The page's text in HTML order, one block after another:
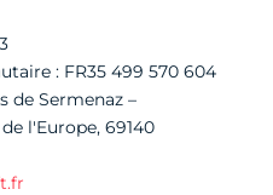
: FR35 499 570 604
de Sermenaz –
l'Europe, 69140